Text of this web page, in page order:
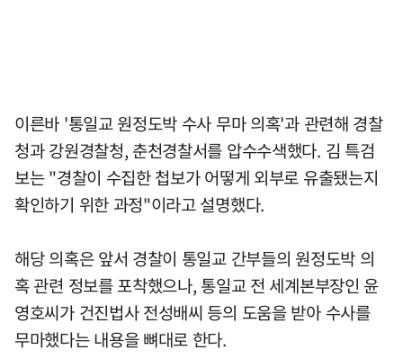
이른바 '통일교 원정도박 수사 무마 의혹'과 관련해 경찰
청과 강원경찰청, 춘천경찰서를 압수수색했다. 김 특검
보는 "경찰이 수집한 첩보가 어떻게 외부로 유출됐는지
확인하기 위한 과정"이라고 설명했다.
해당 의혹은 앞서 경찰이 통일교 간부들의 원정도박 의
혹 관련 정보를 포착했으나, 통일교 전 세계본부장인 윤
영호씨가 건진법사 전성배씨 등의 도움을 받아 수사를
무마했다는 내용을 뼈대로 한다.